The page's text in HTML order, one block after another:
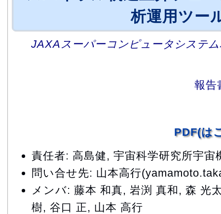
析運用ツー
JAXAスーパーコンピュータシステ
報告
PDF(は
責任者: 高島健, 宇宙科学研究所宇宙
問い合せ先: 山本高行
メンバ: 藤本 和真, 岩渕 真和, 森 光
樹, 谷口 正, 山本 高行